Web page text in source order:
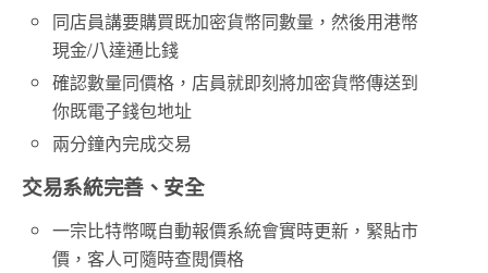
同店員講要購買既加密貨幣同數量，然後用港幣
現金/八達通比錢
確認數量同價格，店員就即刻將加密貨幣傳送到
你既電子錢包地址
兩分鐘內完成交易
交易系統完善、安全
一宗比特幣嘅自動報價系統會實時更新，緊貼市
價，客人可隨時查閱價格